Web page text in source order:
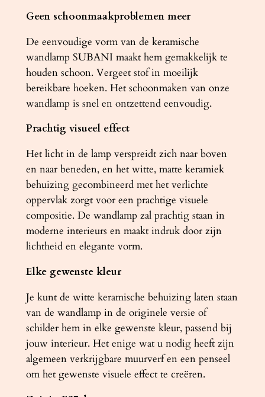
A
N
I
a
a
n
a
Geen schoonmaakproblemen meer
De eenvoudige vorm van de keramische
wandlamp SUBANI maakt hem gemakkelijk te
houden schoon. Vergeet stof in moeilijk
bereikbare hoeken. Het schoonmaken van onze
wandlamp is snel en ontzettend eenvoudig.
Prachtig visueel effect
Het licht in de lamp verspreidt zich naar boven
en naar beneden, en het witte, matte keramiek
behuizing gecombineerd met het verlichte
oppervlak zorgt voor een prachtige visuele
compositie. De wandlamp zal prachtig staan ​​in
moderne interieurs en maakt indruk door zijn
lichtheid en elegante vorm.
Elke gewenste kleur
Je kunt de witte keramische behuizing laten staan
van de wandlamp in de originele versie of
schilder hem in elke gewenste kleur, passend bij
jouw interieur. Het enige wat u nodig heeft zijn
algemeen verkrijgbare muurverf en een penseel
om het gewenste visuele effect te creëren.